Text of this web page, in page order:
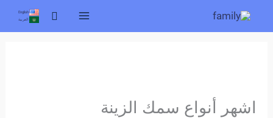
تخطي
البحث English
العربية
اشهر أنواع سمك الزينة